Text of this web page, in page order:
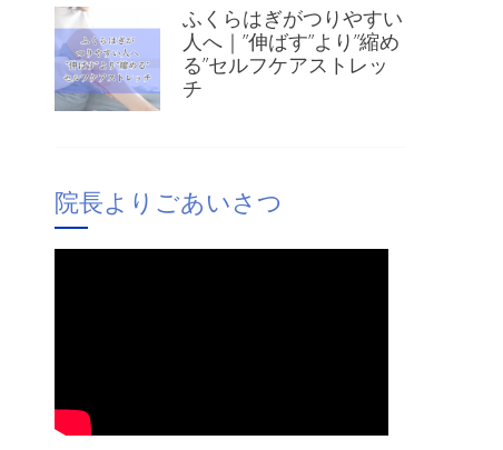
ふくらはぎがつりやすい
人へ｜”伸ばす”より”縮め
る”セルフケアストレッ
チ
院長よりごあいさつ